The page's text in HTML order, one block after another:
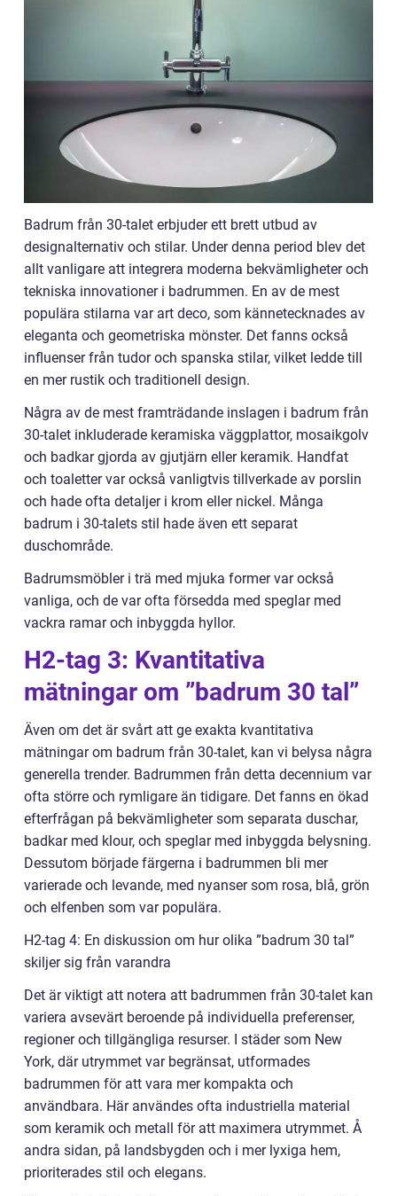
Badrum från 30-talet erbjuder ett brett utbud av
designalternativ och stilar. Under denna period blev det
allt vanligare att integrera moderna bekvämligheter och
tekniska innovationer i badrummen. En av de mest
populära stilarna var art deco, som kännetecknades av
eleganta och geometriska mönster. Det fanns också
influenser från tudor och spanska stilar, vilket ledde till
en mer rustik och traditionell design.
Några av de mest framträdande inslagen i badrum från
30-talet inkluderade keramiska väggplattor, mosaikgolv
och badkar gjorda av gjutjärn eller keramik. Handfat
och toaletter var också vanligtvis tillverkade av porslin
och hade ofta detaljer i krom eller nickel. Många
badrum i 30-talets stil hade även ett separat
duschområde.
Badrumsmöbler i trä med mjuka former var också
vanliga, och de var ofta försedda med speglar med
vackra ramar och inbyggda hyllor.
H2-tag 3: Kvantitativa
mätningar om ”badrum 30 tal”
Även om det är svårt att ge exakta kvantitativa
mätningar om badrum från 30-talet, kan vi belysa några
generella trender. Badrummen från detta decennium var
ofta större och rymligare än tidigare. Det fanns en ökad
efterfrågan på bekvämligheter som separata duschar,
badkar med klour, och speglar med inbyggda belysning.
Dessutom började färgerna i badrummen bli mer
varierade och levande, med nyanser som rosa, blå, grön
och elfenben som var populära.
H2-tag 4: En diskussion om hur olika ”badrum 30 tal”
skiljer sig från varandra
Det är viktigt att notera att badrummen från 30-talet kan
variera avsevärt beroende på individuella preferenser,
regioner och tillgängliga resurser. I städer som New
York, där utrymmet var begränsat, utformades
badrummen för att vara mer kompakta och
användbara. Här användes ofta industriella material
som keramik och metall för att maximera utrymmet. Å
andra sidan, på landsbygden och i mer lyxiga hem,
prioriterades stil och elegans.